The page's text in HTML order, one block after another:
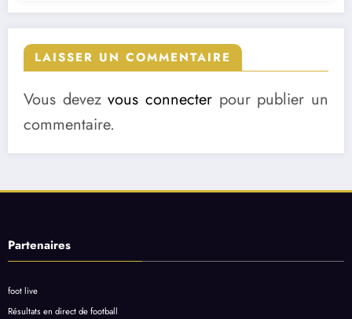
LAISSER UN COMMENTAIRE
Vous devezvous connecter pour publier un
commentaire.
Partenaires
foot live
Résultats en direct de football